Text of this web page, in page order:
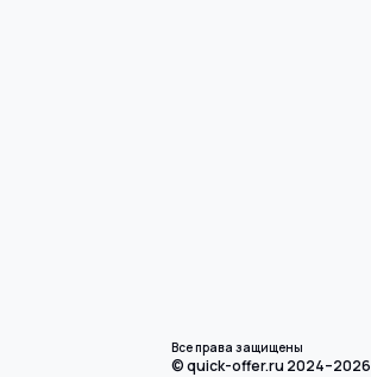
Все права защищены
© quick-offer.ru 2024–2026